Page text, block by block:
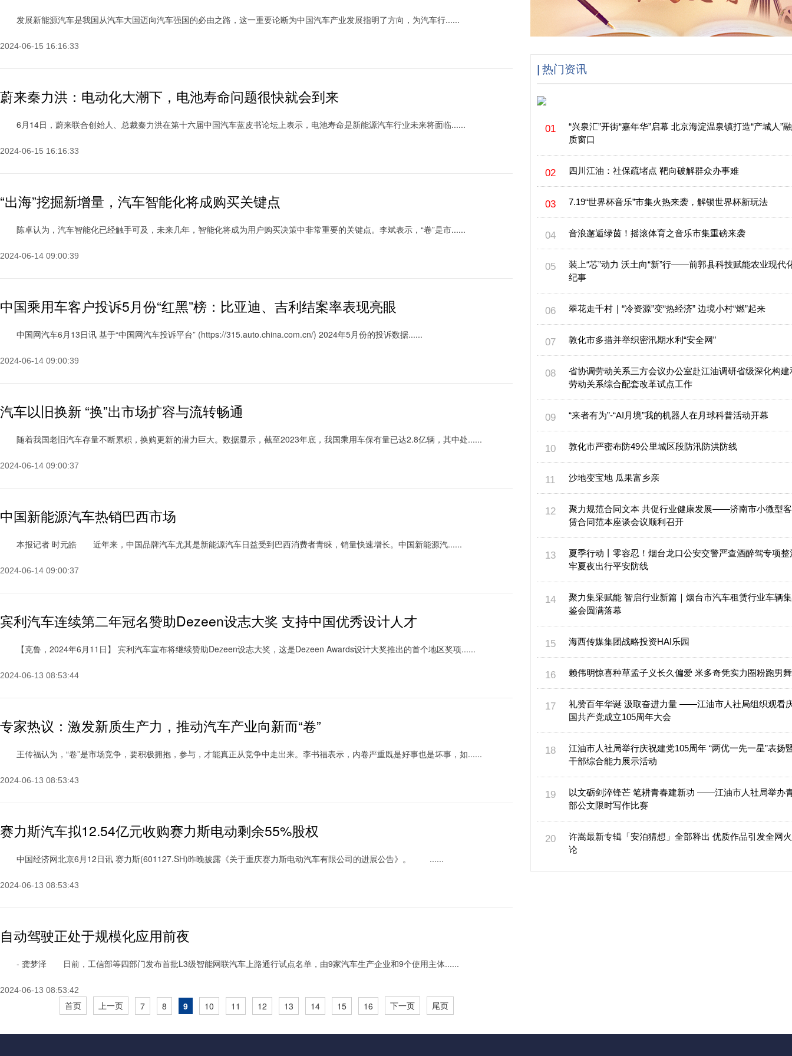
发展新能源汽车是我国从汽车大国迈向汽车强国的必由之路，这一重要论断为中国汽车产业发展指明了方向，为汽车行......
2024-06-15 16:16:33
蔚来秦力洪：电动化大潮下，电池寿命问题很快就会到来
6月14日，蔚来联合创始人、总裁秦力洪在第十六届中国汽车蓝皮书论坛上表示，电池寿命是新能源汽车行业未来将面临......
2024-06-15 16:16:33
“出海”挖掘新增量，汽车智能化将成购买关键点
陈卓认为，汽车智能化已经触手可及，未来几年，智能化将成为用户购买决策中非常重要的关键点。李斌表示，“卷”是市......
2024-06-14 09:00:39
中国乘用车客户投诉5月份“红黑”榜：比亚迪、吉利结案率表现亮眼
中国网汽车6月13日讯 基于“中国网汽车投诉平台” (https://315.auto.china.com.cn/) 2024年5月份的投诉数据......
2024-06-14 09:00:39
汽车以旧换新 “换”出市场扩容与流转畅通
随着我国老旧汽车存量不断累积，换购更新的潜力巨大。数据显示，截至2023年底，我国乘用车保有量已达2.8亿辆，其中处......
2024-06-14 09:00:37
中国新能源汽车热销巴西市场
本报记者 时元皓 近年来，中国品牌汽车尤其是新能源汽车日益受到巴西消费者青睐，销量快速增长。中国新能源汽......
2024-06-14 09:00:37
宾利汽车连续第二年冠名赞助Dezeen设志大奖 支持中国优秀设计人才
【克鲁，2024年6月11日】 宾利汽车宣布将继续赞助Dezeen设志大奖，这是Dezeen Awards设计大奖推出的首个地区奖项......
2024-06-13 08:53:44
专家热议：激发新质生产力，推动汽车产业向新而“卷”
王传福认为，“卷”是市场竞争，要积极拥抱，参与，才能真正从竞争中走出来。李书福表示，内卷严重既是好事也是坏事，如......
2024-06-13 08:53:43
赛力斯汽车拟12.54亿元收购赛力斯电动剩余55%股权
中国经济网北京6月12日讯 赛力斯(601127.SH)昨晚披露《关于重庆赛力斯电动汽车有限公司的进展公告》。 ......
2024-06-13 08:53:43
自动驾驶正处于规模化应用前夜
- 龚梦泽 日前，工信部等四部门发布首批L3级智能网联汽车上路通行试点名单，由9家汽车生产企业和9个使用主体......
2024-06-13 08:53:42
首页 上一页 7 8 9 10 11 12 13 14 15 16 下一页 尾页
热门资讯
“兴泉汇”开街“嘉年华”启幕 北京海淀温泉镇打造“产城人”
质窗口
四川江油：社保疏堵点 靶向破解群众办事难
7.19“世界杯音乐”市集火热来袭，解锁世界杯新玩法
音浪邂逅绿茵！摇滚体育之音乐市集重磅来袭
装上“芯”动力 沃土向“新”行——前郭县科技赋能农业现代
纪事
翠花走千村｜“冷资源”变“热经济” 边境小村“燃”起来
敦化市多措并举织密汛期水利“安全网”
省协调劳动关系三方会议办公室赴江油调研省级深化构建
劳动关系综合配套改革试点工作
“来者有为”-“AI月境”我的机器人在月球科普活动开幕
敦化市严密布防49公里城区段防汛防洪防线
沙地变宝地 瓜果富乡亲
聚力规范合同文本 共促行业健康发展——济南市小微型
赁合同范本座谈会议顺利召开
夏季行动丨零容忍！烟台龙口公安交警严查酒醉驾专项整
牢夏夜出行平安防线
聚力集采赋能 智启行业新篇｜烟台市汽车租赁行业车辆
鉴会圆满落幕
海西传媒集团战略投资HAI乐园
赖伟明惊喜种草孟子义长久偏爱 米多奇凭实力圈粉跑男
礼赞百年华诞 汲取奋进力量 ——江油市人社局组织观看
国共产党成立105周年大会
江油市人社局举行庆祝建党105周年 “两优一先一星”表扬
干部综合能力展示活动
以文砺剑淬锋芒 笔耕青春建新功 ——江油市人社局举办
部公文限时写作比赛
许嵩最新专辑「安泊猜想」全部释出 优质作品引发全网
论